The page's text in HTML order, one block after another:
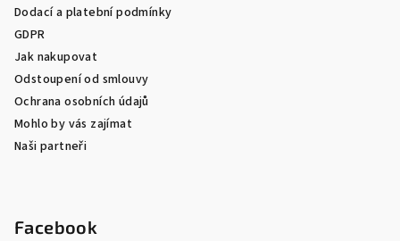
Dodací a platební podmínky
GDPR
Jak nakupovat
Odstoupení od smlouvy
Ochrana osobních údajů
Mohlo by vás zajímat
Naši partneři
Facebook